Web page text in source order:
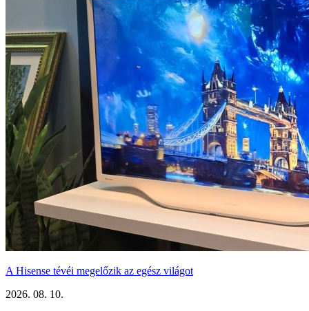
A Hisense tévéi megelőzik az egész világot
2026. 08. 10.